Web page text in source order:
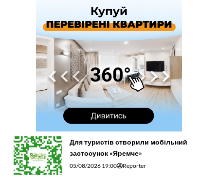
Для туристів створили мобільний
застосунок «Яремче»
05/08/2026 19:00 Reporter